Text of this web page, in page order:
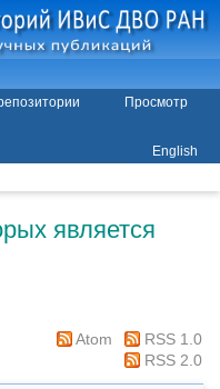
Просмотр
English
является
Atom
RSS 1.0
RSS 2.0